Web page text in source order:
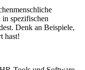
spezifischen
Denk an Beispiele,
hast!